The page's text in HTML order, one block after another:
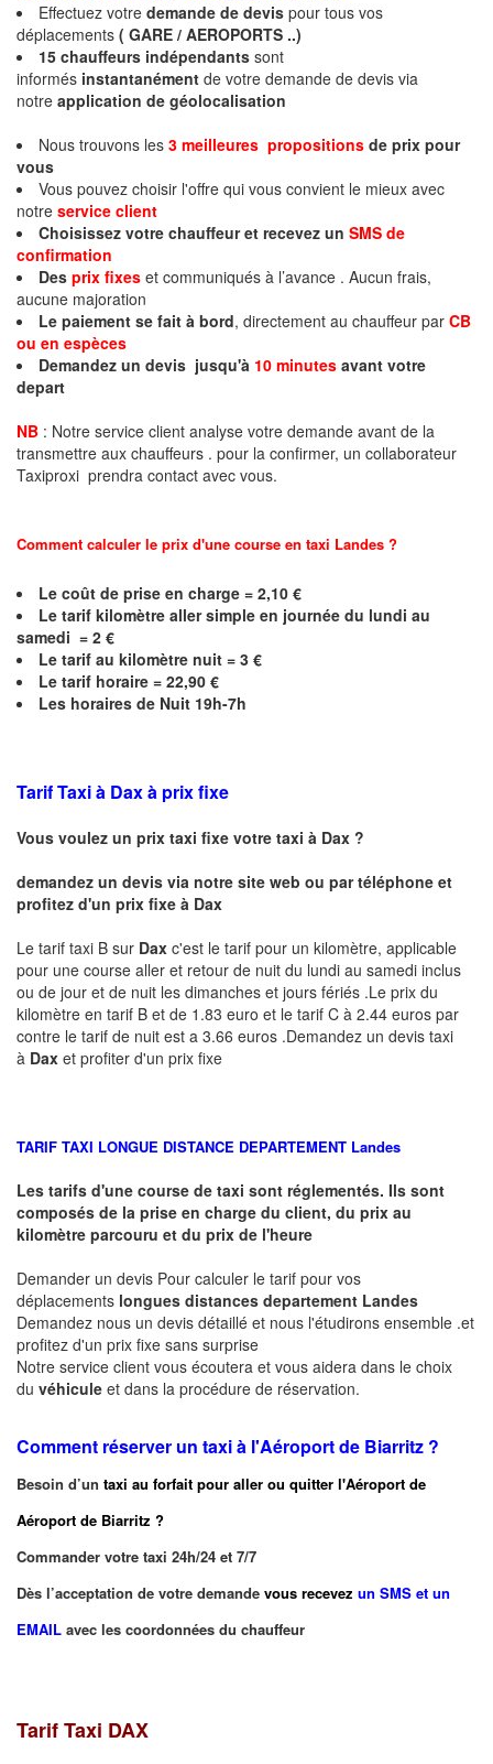
Effectuez votre demande de devis pour tous vos
déplacements ( GARE / AEROPORTS ..)
15 chauffeurs indépendants sont
informés instantanément de votre demande de devis via
notre application de géolocalisation
Nous trouvons les 3 meilleures propositions de prix pour
vous
Vous pouvez choisir l'offre qui vous convient le mieux avec
notre service client
Choisissez votre chauffeur et recevez un SMS de
confirmation
Des prix fixes et communiqués à l’avance . Aucun frais,
aucune majoration
Le paiement se fait à bord, directement au chauffeur par CB
ou en espèces
Demandez un devis jusqu'à 10 minutes avant votre
depart
NB : Notre service client analyse votre demande avant de la
transmettre aux chauffeurs . pour la confirmer, un collaborateur
Taxiproxi prendra contact avec vous.
Comment calculer le prix d'une course en taxi Landes ?
Le coût de prise en charge = 2,10 €
Le tarif kilomètre aller simple en journée du lundi au
samedi = 2 €
Le tarif au kilomètre nuit = 3 €
Le tarif horaire = 22,90 €
Les horaires de Nuit 19h-7h
Tarif Taxi à Dax à prix fixe
Vous voulez un prix taxi fixe votre taxi à Dax ?
demandez un devis via notre site web ou par téléphone et
profitez d'un prix fixe à Dax
Le tarif taxi B sur Dax c'est le tarif pour un kilomètre, applicable
pour une course aller et retour de nuit du lundi au samedi inclus
ou de jour et de nuit les dimanches et jours fériés .Le prix du
kilomètre en tarif B et de 1.83 euro et le tarif C à 2.44 euros par
contre le tarif de nuit est a 3.66 euros .Demandez un devis taxi
à Dax et profiter d'un prix fixe
TARIF TAXI LONGUE DISTANCE DEPARTEMENT Landes
Les tarifs d'une course de taxi sont réglementés. Ils sont
composés de la prise en charge du client, du prix au
kilomètre parcouru et du prix de l'heure
Demander un devis Pour calculer le tarif pour vos
déplacements longues distances departement Landes
Demandez nous un devis détaillé et nous l'étudirons ensemble .et
profitez d'un prix fixe sans surprise
Notre service client vous écoutera et vous aidera dans le choix
du véhicule et dans la procédure de réservation.
Comment réserver un taxi à l'Aéroport de Biarritz ?
Besoin d’un taxi au forfait pour aller ou quitter l'Aéroport de
Aéroport de Biarritz ?
Commander votre taxi 24h/24 et 7/7
Dès l’acceptation de votre demande vous recevez un SMS et un
EMAIL avec les coordonnées du chauffeur
Tarif Taxi DAX